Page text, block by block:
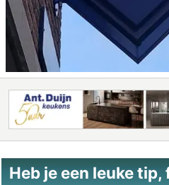
Heb je een leuke